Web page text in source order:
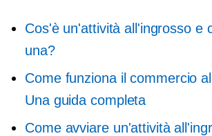
Cos'è un'attività all'ingrosso e
una?
Come funziona il commercio
Una guida completa
Come avviare un'attività